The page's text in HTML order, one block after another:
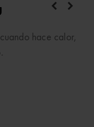
hace calor,